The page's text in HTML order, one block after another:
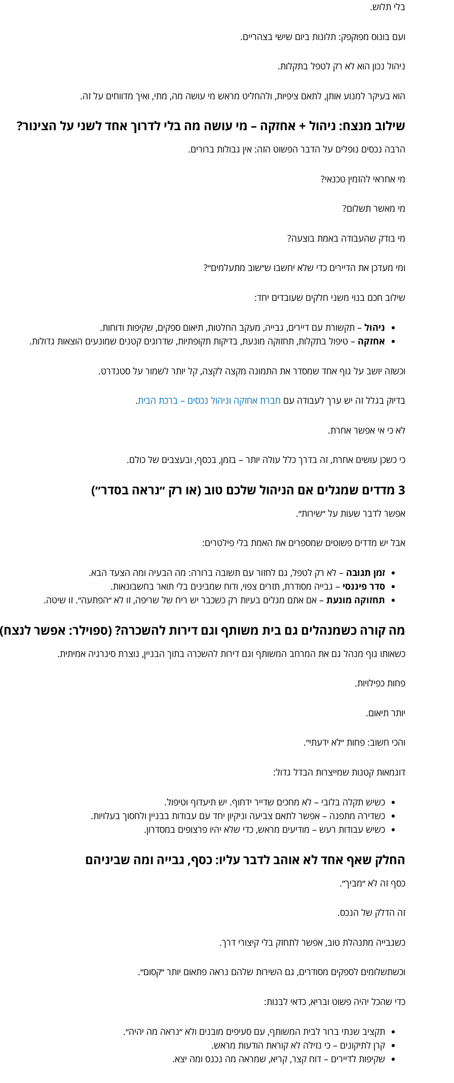
בלי תלוש.
ועם בונוס מפוקפק: תלונות ביום שישי בצהריים.
ניהול נכון הוא לא רק לטפל בתקלות.
הוא בעיקר למנוע אותן, לתאם ציפיות, ולהחליט מראש מי עושה מה, מתי, ואיך מדווחים על זה.
שילוב מנצח: ניהול + אחזקה – מי עושה מה בלי לדרוך אחד לשני על הצינור?
הרבה נכסים נופלים על הדבר הפשוט הזה: אין גבולות ברורים.
מי אחראי להזמין טכנאי?
מי מאשר תשלום?
מי בודק שהעבודה באמת בוצעה?
ומי מעדכן את הדיירים כדי שלא יחשבו ש״שוב מתעלמים״?
שילוב חכם בנוי משני חלקים שעובדים יחד:
ניהול – תקשורת עם דיירים, גבייה, מעקב החלטות, תיאום ספקים, שקיפות ודוחות.
אחזקה – טיפול בתקלות, תחזוקה מונעת, בדיקות תקופתיות, שדרוגים קטנים שמונעים הוצאות גדולות.
וכשזה יושב על גוף אחד שמסדר את התמונה מקצה לקצה, קל יותר לשמור על סטנדרט.
בדיוק בגלל זה יש ערך לעבודה עם חברת אחזקה וניהול נכסים – ברכת הבית.
לא כי אי אפשר אחרת.
כי כשכן עושים אחרת, זה בדרך כלל עולה יותר – בזמן, בכסף, ובעצבים של כולם.
3 מדדים שמגלים אם הניהול שלכם טוב (או רק ״נראה בסדר״)
אפשר לדבר שעות על ״שירות״.
אבל יש מדדים פשוטים שמספרים את האמת בלי פילטרים:
זמן תגובה – לא רק לטפל, גם לחזור עם תשובה ברורה: מה הבעיה ומה הצעד הבא.
סדר פיננסי – גבייה מסודרת, תזרים צפוי, ודוח שמבינים בלי תואר בחשבונאות.
תחזוקה מונעת – אם אתם מגלים בעיות רק כשכבר יש ריח של שריפה, זו לא ״הפתעה״. זו שיטה.
מה קורה כשמנהלים גם בית משותף וגם דירות להשכרה? (ספוילר: אפשר לנצח)
כשאותו גוף מנהל גם את המרחב המשותף וגם דירות להשכרה בתוך הבניין, נוצרת סינרגיה אמיתית.
פחות כפילויות.
יותר תיאום.
והכי חשוב: פחות ״לא ידעתי״.
דוגמאות קטנות שמייצרות הבדל גדול:
כשיש תקלה בלובי – לא מחכים שדייר ידחוף. יש תיעדוף וטיפול.
כשדירה מתפנה – אפשר לתאם צביעה וניקיון יחד עם עבודות בבניין ולחסוך בעלויות.
כשיש עבודות רעש – מודיעים מראש, כדי שלא יהיו פרצופים במסדרון.
החלק שאף אחד לא אוהב לדבר עליו: כסף, גבייה ומה שביניהם
כסף זה לא ״מביך״.
זה הדלק של הנכס.
כשגבייה מתנהלת טוב, אפשר לתחזק בלי קיצורי דרך.
וכשתשלומים לספקים מסודרים, גם השירות שלהם נראה פתאום יותר ״קסום״.
כדי שהכל יהיה פשוט ובריא, כדאי לבנות:
תקציב שנתי ברור לבית המשותף, עם סעיפים מובנים ולא ״נראה מה יהיה״.
קרן לתיקונים – כי נזילה לא קוראת הודעות מראש.
שקיפות לדיירים – דוח קצר, קריא, שמראה מה נכנס ומה יצא.